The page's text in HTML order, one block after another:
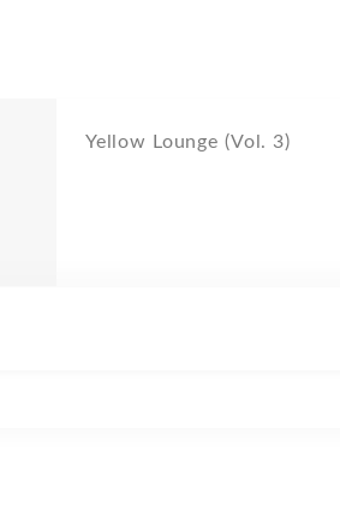
Yellow Lounge (Vol. 3)